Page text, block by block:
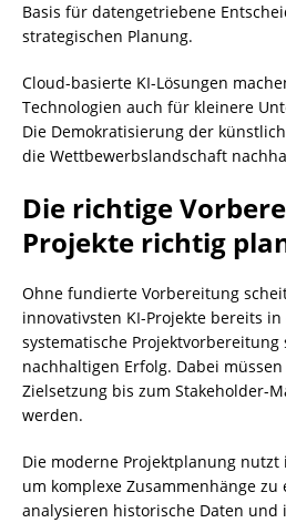
Basis für datengetriebene
strategischen Planung.
Cloud-basierte KI-Lösungen
Technologien auch für kleinere
Die Demokratisierung der
die Wettbewerbslandschaft
Die richtige
Projekte richtig
Ohne fundierte Vorbereitung
innovativsten KI-Projekte bereits
systematische
nachhaltigen Erfolg. Dabei
Zielsetzung bis zum Stakeholder-
werden.
Die moderne Projektplanung nutzt
um komplexe Zusammenhänge zu
analysieren historische Daten und